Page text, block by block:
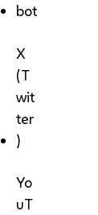
bot
X
(T
wit
ter
)
Yo
uT